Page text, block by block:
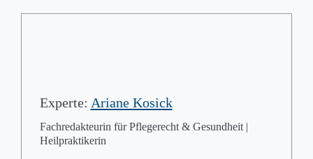
Experte: Ariane Kosick
Fachredakteurin für Pflegerecht & Gesundheit |
Heilpraktikerin